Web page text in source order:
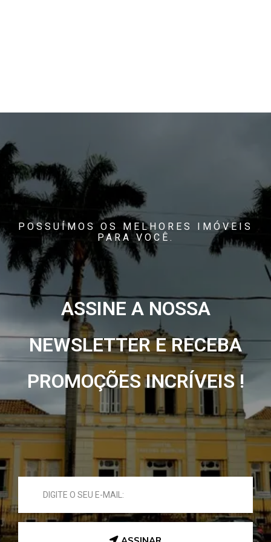
POSSUÍMOS OS MELHORES IMÓVEIS
PARA VOCÊ.
ASSINE A NOSSA
NEWSLETTER E RECEBA
PROMOÇÕES INCRÍVEIS !